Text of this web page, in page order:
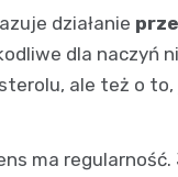
działanie
dla naczyń
ale też o
ma